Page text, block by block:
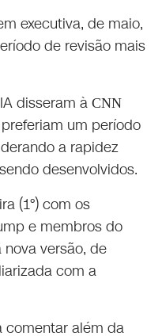
executiva, de maio,
de revisão mais
disseram à CNN
um período
a rapidez
desenvolvidos.
(1°) com os
e membros do
versão, de
com a
comentar além da